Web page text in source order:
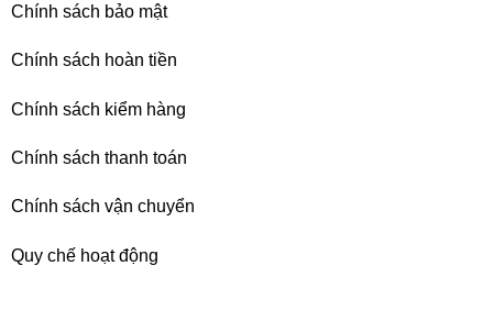
Chính sách bảo mật
Chính sách hoàn tiền
Chính sách kiểm hàng
Chính sách thanh toán
Chính sách vận chuyển
Quy chế hoạt động